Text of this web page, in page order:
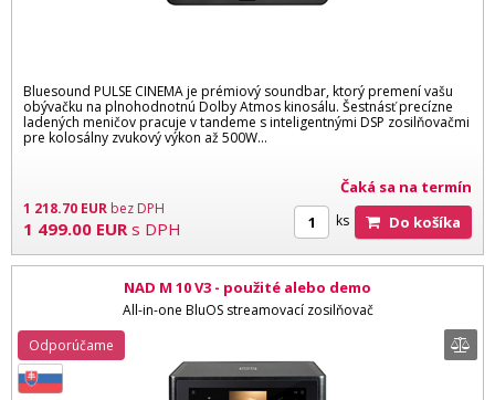
Bluesound PULSE CINEMA je prémiový soundbar, ktorý premení vašu
obývačku na plnohodnotnú Dolby Atmos kinosálu. Šestnásť precízne
ladených meničov pracuje v tandeme s inteligentnými DSP zosilňovačmi
pre kolosálny zvukový výkon až 500W...
1 218.70 EURbez DPH
1 499.00 EUR s DPH
Čaká sa na termín
ks Do košíka
NAD M 10 V3 - použité alebo demo
All-in-one BluOS streamovací zosilňovač
Odporúčame